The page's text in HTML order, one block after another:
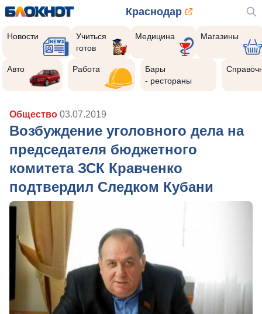
Краснодар
Новости
Учиться
готов
Медицина Магазины
Авто Работа
Бары
- рестораны
Общество 03.07.2019
Возбуждение уголовного дела на
председателя бюджетного
комитета ЗСК Кравченко
подтвердил Следком Кубани